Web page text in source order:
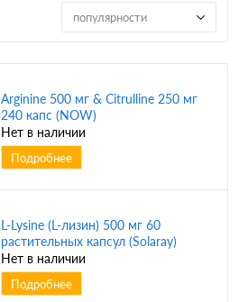
популярности
Arginine 500 мг & Citrulline 250 мг
240 капс (NOW)
Нет в наличии
Подробнее
L-Lysine (L-лизин) 500 мг 60
растительных капсул (Solaray)
Нет в наличии
Подробнее